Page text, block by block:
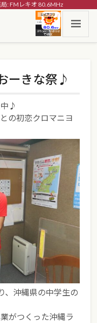
: FMレキオ 80.6MHz
ーきな祭♪
中♪
の初恋クロマニヨ
、沖縄県の中学生の
がつくった沖縄ラ